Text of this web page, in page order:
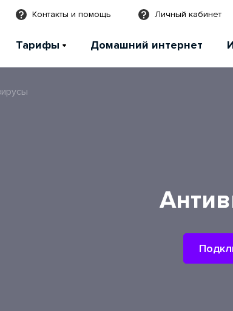
Контакты и помощь Личный кабинет
Тарифы Домашний интернет